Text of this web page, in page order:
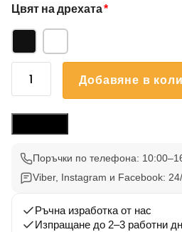
Цвят на дрехата*
количество
3
Добавяне в
Поръчки по телефона:
Viber, Instagram и Facebook:
Ръчна изработка от нас
Изпращане до 2–3 работни